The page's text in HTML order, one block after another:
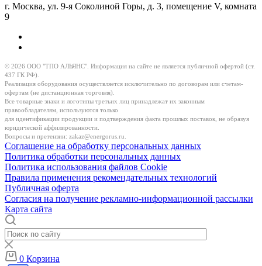
г. Москва, ул. 9-я Соколиной Горы, д. 3, помещение V, комната
9
© 2026 ООО "ТПО АЛЬЯНС". Информация на сайте не является публичной офертой (ст.
437 ГК РФ).
Реализация оборудования осуществляется исключительно по договорам или счетам-
офертам (не дистанционная торговля).
Все товарные знаки и логотипы третьих лиц принадлежат их законным
правообладателям, используются только
для идентификации продукции и подтверждения факта прошлых поставок, не образуя
юридической аффилированности.
Вопросы и претензии: zakaz@energorus.ru
Соглашение на обработку персональных данных
Политика обработки персональных данных
Политика использования файлов Cookie
Правила применения рекомендательных технологий
Публичная оферта
Согласия на получение рекламно-информационной рассылки
Карта сайта
0 Корзина